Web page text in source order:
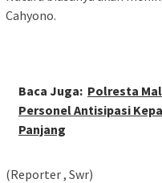
Cahyono.
Baca Juga: Polresta
Personel Antisipasi
Panjang
(Reporter , Swr)